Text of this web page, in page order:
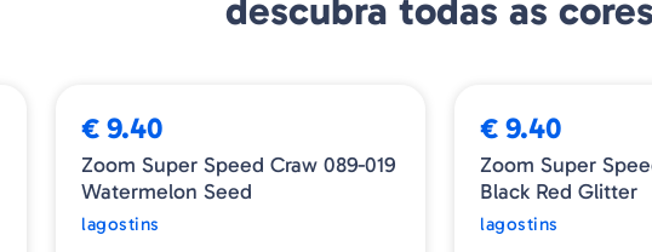
descubra todas as cores
€ 9.40
Zoom Super Speed Craw 089-019
Watermelon Seed
lagostins
€ 9.40
Zoom Super
Black Red Glitter
lagostins